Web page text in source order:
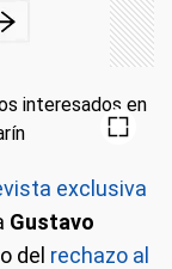
exclusiva
Gustavo
del rechazo al